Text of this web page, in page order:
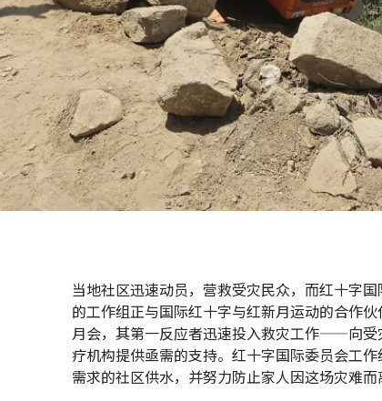
当地社区迅速动员，营救受灾民众，而红十字
的工作组正与国际红十字与红新月运动的合作
月会，其第一反应者迅速投入救灾工作——向受
疗机构提供亟需的支持。红十字国际委员会工
需求的社区供水，并努力防止家人因这场灾难而